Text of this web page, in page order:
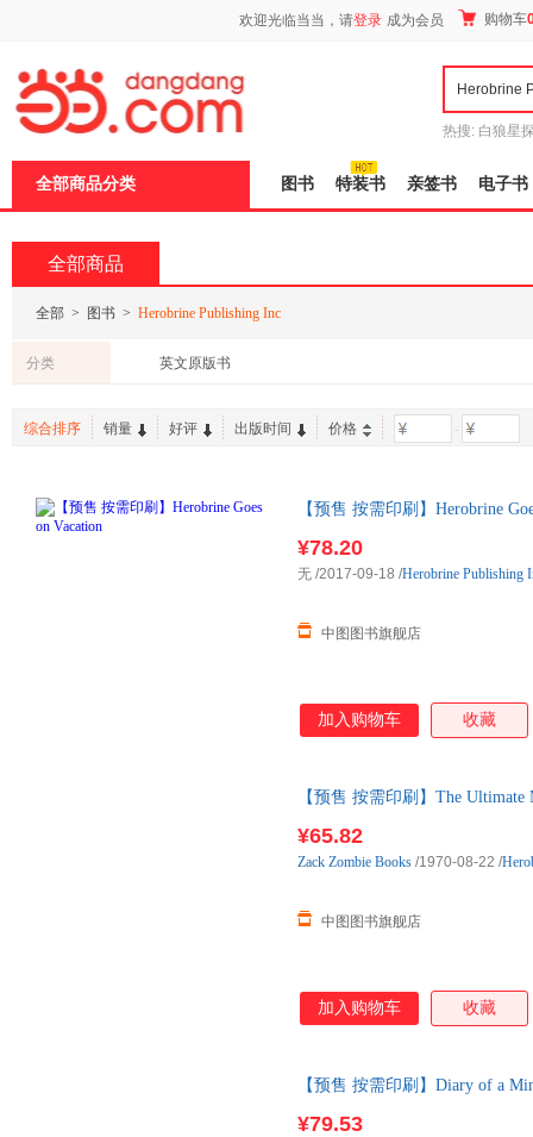
欢迎光临当当，请登录 成为会员 购物车
热搜: 白狼星
全部商品分类 图书 特装书 亲签书 电子书
全部商品
全部 > 图书 > Herobrine Publishing Inc
分类 英文原版书
综合排序 销量 好评 出版时间 价格 -
【预售 按需印刷】Herobrine
¥78.20
中图图书旗舰店
无 /2017-09-18 /Herobrine Publishing
加入购物车 收藏
【预售 按需印刷】The
¥65.82
中图图书旗舰店
Zack Zombie Books /1970-08-22 /
加入购物车 收藏
【预售 按需印刷】Diary of a
¥79.53
页
加